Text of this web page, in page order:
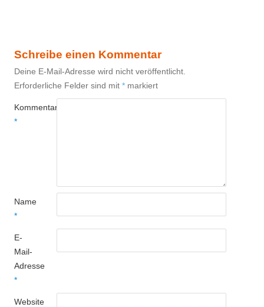
Schreibe einen Kommentar
Deine E-Mail-Adresse wird nicht veröffentlicht.
Erforderliche Felder sind mit * markiert
Kommentar
*
Name
*
E-
Mail-
Adresse
*
Website